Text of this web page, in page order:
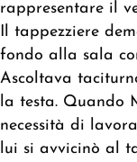
rappresentare il
Il tappezziere
fondo alla sala
Ascoltava
la testa. Quando
necessità di
lui si avvicinò al